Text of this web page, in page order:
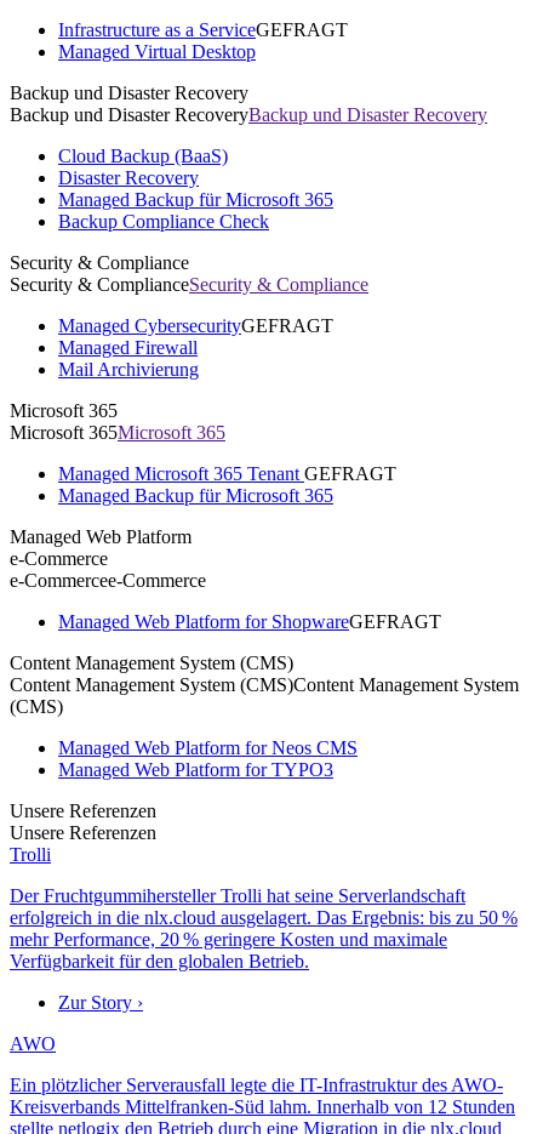
Infrastructure as a ServiceGEFRAGT
Managed Virtual Desktop
Backup und Disaster Recovery
Backup und Disaster RecoveryBackup und Disaster Recovery
Cloud Backup (BaaS)
Disaster Recovery
Managed Backup für Microsoft 365
Backup Compliance Check
Security & Compliance
Security & ComplianceSecurity & Compliance
Managed CybersecurityGEFRAGT
Managed Firewall
Mail Archivierung
Microsoft 365
Microsoft 365Microsoft 365
Managed Microsoft 365 Tenant GEFRAGT
Managed Backup für Microsoft 365
Managed Web Platform
e-Commerce
e-Commercee-Commerce
Managed Web Platform for ShopwareGEFRAGT
Content Management System (CMS)
Content Management System (CMS)Content Management System
(CMS)
Managed Web Platform for Neos CMS
Managed Web Platform for TYPO3
Unsere Referenzen
Unsere Referenzen
Trolli
Der Fruchtgummihersteller Trolli hat seine Serverlandschaft
erfolgreich in die nlx.cloud ausgelagert. Das Ergebnis: bis zu 50 %
mehr Performance, 20 % geringere Kosten und maximale
Verfügbarkeit für den globalen Betrieb.
Zur Story ›
AWO
Ein plötzlicher Serverausfall legte die IT-Infrastruktur des AWO-
Kreisverbands Mittelfranken-Süd lahm. Innerhalb von 12 Stunden
stellte netlogix den Betrieb durch eine Migration in die nlx.cloud